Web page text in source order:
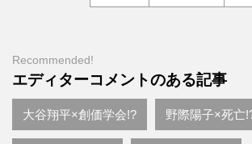
Recommended!
エディターコメントのある記事
大谷翔平×創価学会!? 野際陽子×死亡